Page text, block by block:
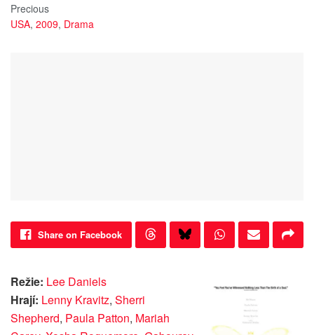
Precious
USA, 2009, Drama
Share on Facebook
Režie: Lee Daniels
Hrají: Lenny Kravitz, Sherri
Shepherd, Paula Patton, Mariah